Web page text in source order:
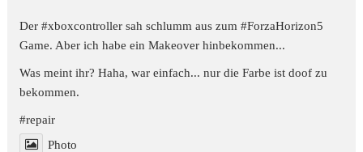
Der #xboxcontroller sah schlumm aus zum#ForzaHorizon5
Game. Aber ich habe ein Makeover hinbekommen...
Was meint ihr? Haha, war einfach... nur die Farbe ist doof zu
bekommen.
#repair
Photo